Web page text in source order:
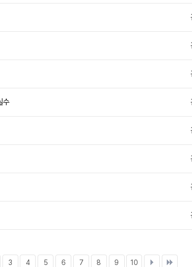
수
3 4 5 6 7 8 9 10